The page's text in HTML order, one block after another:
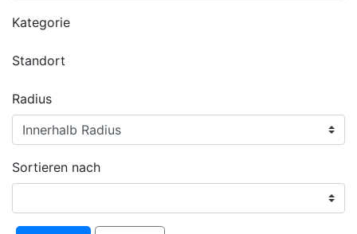
Kategorie
Standort
Radius
Sortieren nach